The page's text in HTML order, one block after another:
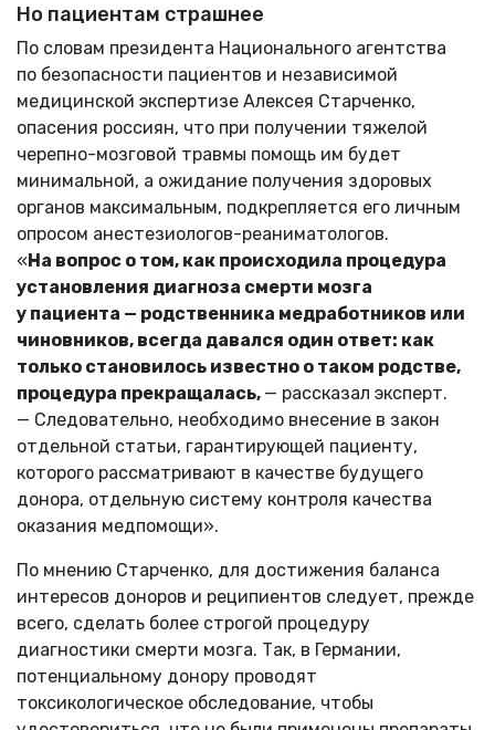
Но пациентам страшнее
По словам президента Национального агентства
по безопасности пациентов и независимой
медицинской экспертизе Алексея Старченко,
опасения россиян, что при получении тяжелой
черепно-мозговой травмы помощь им будет
минимальной, а ожидание получения здоровых
органов максимальным, подкрепляется его личным
опросом анестезиологов-реаниматологов.
«На вопрос о том, как происходила процедура
установления диагноза смерти мозга
у пациента — родственника медработников или
чиновников, всегда давался один ответ: как
только становилось известно о таком родстве,
процедура прекращалась, — рассказал эксперт.
— Следовательно, необходимо внесение в закон
отдельной статьи, гарантирующей пациенту,
которого рассматривают в качестве будущего
донора, отдельную систему контроля качества
оказания медпомощи».
По мнению Старченко, для достижения баланса
интересов доноров и реципиентов следует, прежде
всего, сделать более строгой процедуру
диагностики смерти мозга. Так, в Германии,
потенциальному донору проводят
токсикологическое обследование, чтобы